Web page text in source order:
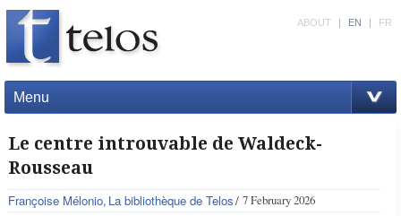
Menu
ABOUT | EN | FR
Le centre introuvable de Waldeck-
Rousseau
Françoise Mélonio La bibliothèque de Telos 7 February 2026